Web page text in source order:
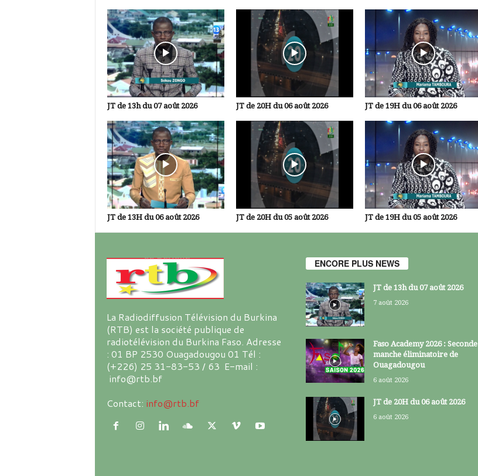
JT de 13h du 07 août 2026 JT de 20H du 06 août 2026 JT de 19H du 06 août 2026
JT de 13H du 06 août 2026 JT de 20H du 05 août 2026 JT de 19H du 05 août 2026
La Radiodiffusion Télévision du Burkina
(RTB) est la société publique de
radiotélévision du Burkina Faso. Adresse
: 01 BP 2530 Ouagadougou 01 Tél :
(+226) 25 31-83-53 / 63 E-mail :
info@rtb.bf
Contact: info@rtb.bf
ENCORE PLUS NEWS
JT de 13h du 07 août 2026
7 août 2026
Faso Academy 2026 : Seconde
manche éliminatoire de
Ouagadougou
6 août 2026
JT de 20H du 06 août 2026
6 août 2026